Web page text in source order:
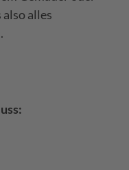
alles